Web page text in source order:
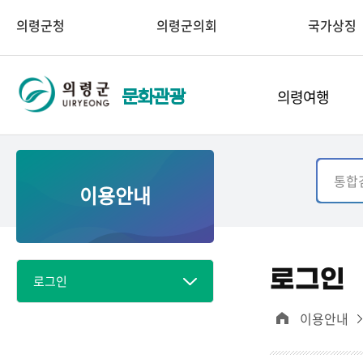
의령군청 의령군의회 국가상징
문화관광 의령여행
이용안내
로그인 로그인
이용안내